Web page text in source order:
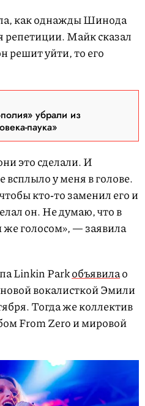
как однажды Шинода
репетиции. Майк сказал
решит уйти, то его
убрали из
паука»
это сделали. И
всплыло у меня в голове.
кто‑то заменил его и
он. Не думаю, что в
же голосом», — заявила
Linkin Parkобъявилао
вокалисткой Эмили
Тогда же коллектив
From Zero и мировой